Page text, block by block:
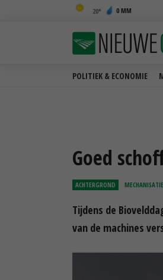
20 0 MM
POLITIEK & ECONOMIE
Goed
ACHTERGROND MECHANISATIE
Tijdens de
van de machines